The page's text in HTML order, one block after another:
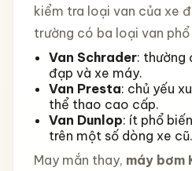
kiểm tra loại van của xe
trường có ba loại van phổ
Van Schrader: thường
đạp và xe máy.
Van Presta: chủ yếu
thể thao cao cấp.
Van Dunlop: ít phổ
trên một số dòng xe cũ.
May mắn thay, máy bơm